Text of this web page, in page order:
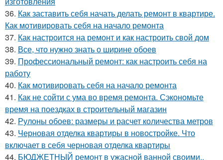
36. Как заставить себя начать делать ремонт в квартире.
Как мотивировать себя на начало ремонта
37. Как настроится на ремонт и как настроить свой дом
38. Все, что нужно знать о ширине обоев
39. Профессиональный ремонт: как настроить себя на
работу
40. Как мотивировать себя на начало ремонта
41. Как не сойти с ума во время ремонта. Сэкономьте
время на поездках в строительный магазин
42. Рулоны обоев: размеры и расчет количества метров
43. Черновая отделка квартиры в новостройке. Что
включает в себя черновая отделка квартиры
44. БЮДЖЕТНЫЙ ремонт в ужасной ванной своими..